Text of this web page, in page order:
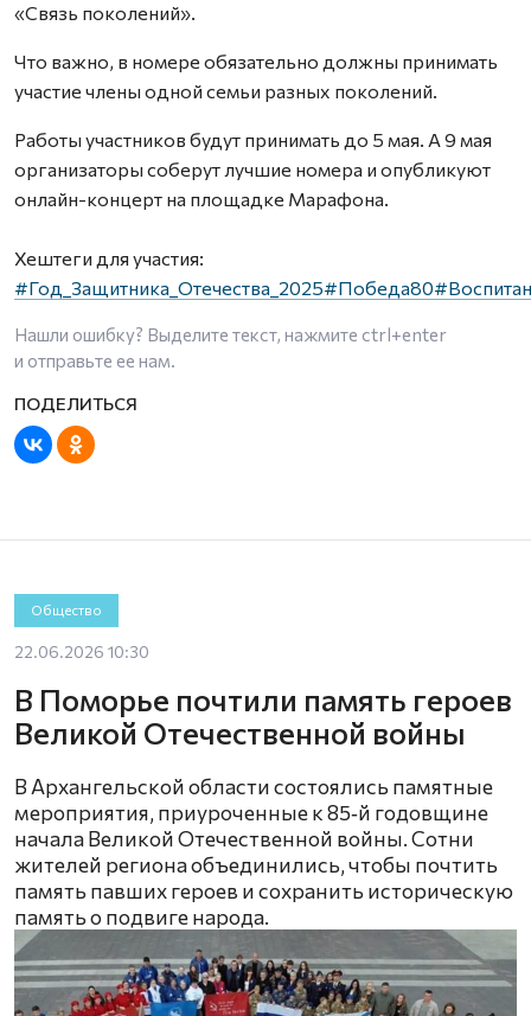
«Связь поколений».
Что важно, в номере обязательно должны принимать
участие члены одной семьи разных поколений.
Работы участников будут принимать до 5 мая. А 9 мая
организаторы соберут лучшие номера и опубликуют
онлайн-концерт на площадке Марафона.
Хештеги для участия:
#Год_Защитника_Отечества_2025#Победа80
Нашли ошибку? Выделите текст, нажмите ctrl+enter
и отправьте ее нам.
Общество
22.06.2026 10:30
В Поморье почтили память героев
Великой Отечественной войны
В Архангельской области состоялись памятные
мероприятия, приуроченные к 85‑й годовщине
начала Великой Отечественной войны. Сотни
жителей региона объединились, чтобы почтить
память павших героев и сохранить историческую
память о подвиге народа.